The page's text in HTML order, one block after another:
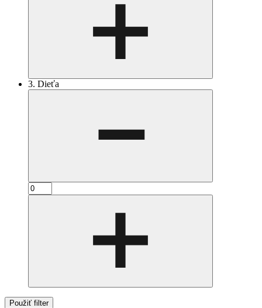
3. Dieťa
Použiť filter